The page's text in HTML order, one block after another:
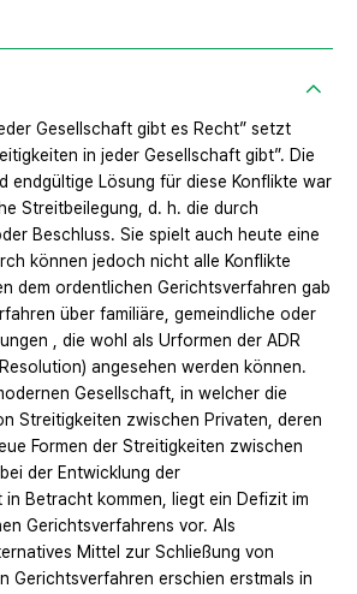
Gesellschaft gibt es Recht” setzt
in jeder Gesellschaft gibt”. Die
endgültige Lösung für diese Konflikte war
Streitbeilegung, d. h. die durch
Beschluss. Sie spielt auch heute eine
können jedoch nicht alle Konflikte
dem ordentlichen Gerichtsverfahren gab
über familiäre, gemeindliche oder
, die wohl als Urformen der ADR
angesehen werden können.
Gesellschaft, in welcher die
Streitigkeiten zwischen Privaten, deren
Formen der Streitigkeiten zwischen
der Entwicklung der
in Betracht kommen, liegt ein Defizit im
Gerichtsverfahrens vor. Als
Mittel zur Schließung von
Gerichtsverfahren erschien erstmals in